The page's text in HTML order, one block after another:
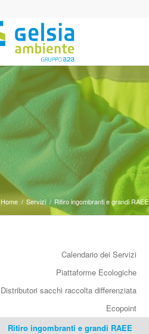
Home / Servizi / Ritiro ingombranti e grandi RAEE
Calendario dei Servizi
Piattaforme Ecologiche
Distributori sacchi raccolta differenziata
Ecopoint
Ritiro ingombranti e grandi RAEE